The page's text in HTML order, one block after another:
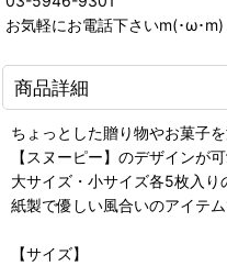
お気軽にお電話下さいm(･ω･m)
商品詳細
ちょっとした贈り物やお菓子
【スヌーピー】のデザイン
大サイズ・小サイズ各5枚入り
紙製で優しい風合いのアイテ
【サイズ】